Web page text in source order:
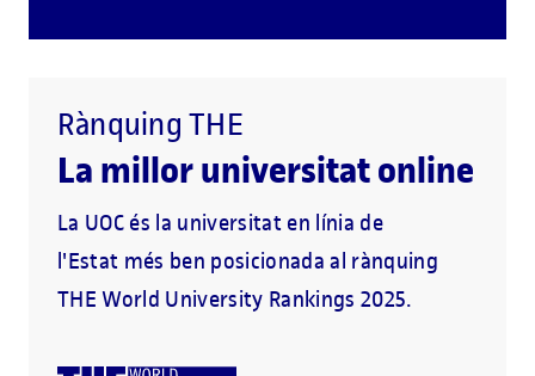
Rànquing THE
La millor universitat online
La UOC és la universitat en línia de
l'Estat més ben posicionada al rànquing
THE World University Rankings 2025.